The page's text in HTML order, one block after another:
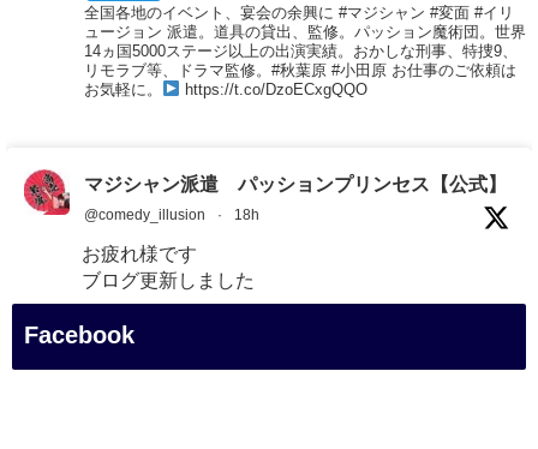
全国各地のイベント、宴会の余興に #マジシャン #変面 #イリ
ュージョン 派遣。道具の貸出、監修。パッション魔術団。世界
14ヵ国5000ステージ以上の出演実績。おかしな刑事、特捜9、
リモラブ等、ドラマ監修。#秋葉原 #小田原 お仕事のご依頼は
お気軽に。
https://t.co/DzoECxgQQO
マジシャン派遣 パッションプリンセス【公式】
@comedy_illusion · 18h
お疲れ様です
ブログ更新しました
「マジシャン和歌山旅 白浜町・円月島」
Facebook